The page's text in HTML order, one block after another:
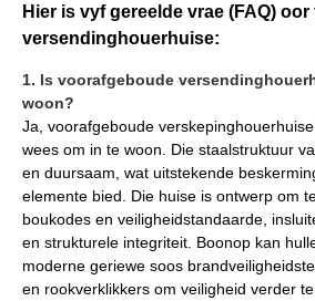
Hier is vyf gereelde vrae (FAQ)
versendinghouerhuise:
1. Is voorafgeboude
woon?
Ja, voorafgeboude
wees om in te woon. Die staalstruktuur
en duursaam, wat uitstekende
elemente bied. Die huise is ontwerp om
boukodes en veiligheidstandaarde,
en strukturele integriteit. Boonop kan
moderne geriewe soos
en rookverklikkers om veiligheid verder te